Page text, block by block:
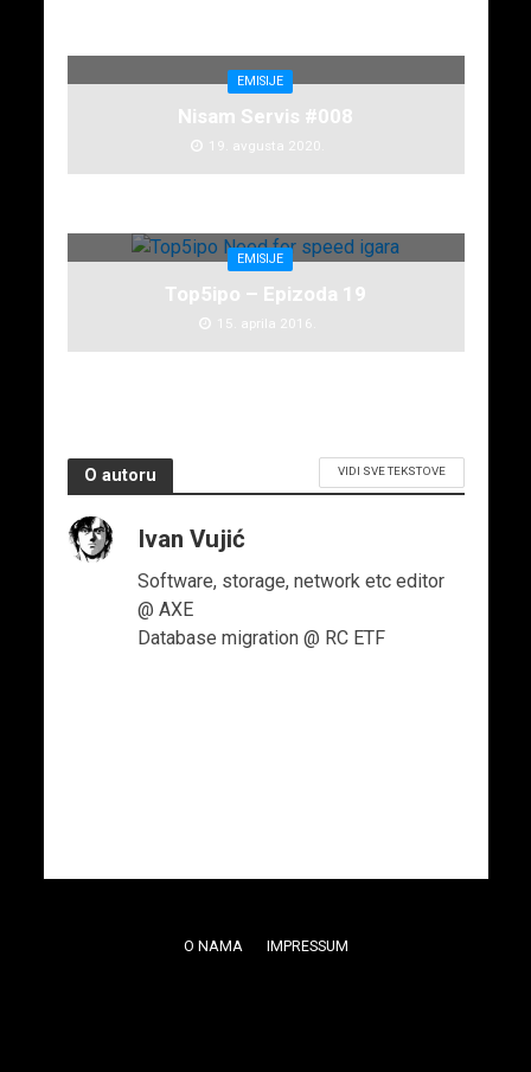
EMISIJE
Nisam Servis #008
19. avgusta 2020.
EMISIJE
Top5ipo – Epizoda 19
15. aprila 2016.
O autoru VIDI SVE TEKSTOVE
Ivan Vujić
Software, storage, network etc editor
@ AXE
Database migration @ RC ETF
O NAMA IMPRESSUM